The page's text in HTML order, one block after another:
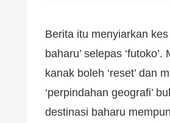
Berita itu menyiarkan
baharu’ selepas
kanak boleh ‘reset’ dan
‘perpindahan geografi’
destinasi baharu